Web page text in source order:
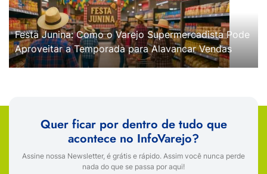
Festa Junina: Como o Varejo Supermercadista Pode
Aproveitar a Temporada para Alavancar Vendas
Quer ficar por dentro de tudo que
acontece no InfoVarejo?
Assine nossa Newsletter, é grátis e rápido. Assim você nunca perde
nada do que se passa por aqui!